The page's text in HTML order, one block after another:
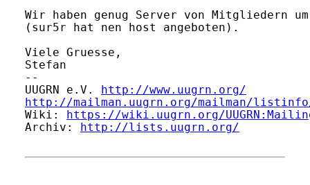
Wir haben genug Server von Mitgliedern
(sur5r hat nen host angeboten).
Viele Gruesse,
Stefan
--
UUGRN e.V.
http://www.uugrn.org/
http://mailman.uugrn.org/mailman/
Wiki:
https://wiki.uugrn.org/
Archiv:
http://lists.uugrn.org/